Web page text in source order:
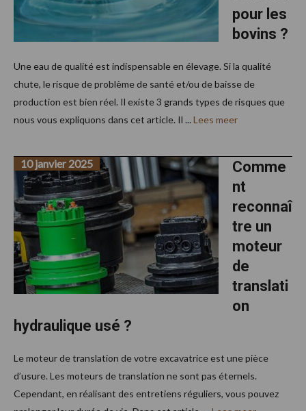
pour les
bovins ?
Une eau de qualité est indispensable en élevage. Si la qualité
chute, le risque de problème de santé et/ou de baisse de
production est bien réel. Il existe 3 grands types de risques que
nous vous expliquons dans cet article. Il ... Lees meer
Comme
nt
reconnaî
tre un
moteur
de
translati
on
hydraulique usé ?
10 janvier 2025
Le moteur de translation de votre excavatrice est une pièce
d’usure. Les moteurs de translation ne sont pas éternels.
Cependant, en réalisant des entretiens réguliers, vous pouvez